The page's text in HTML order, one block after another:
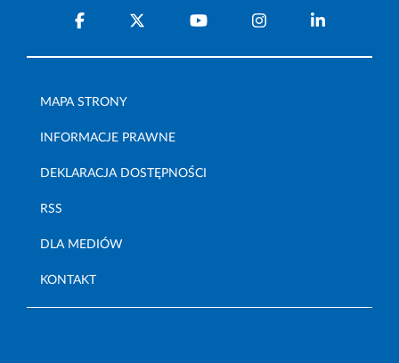
MAPA STRONY
INFORMACJE PRAWNE
DEKLARACJA DOSTĘPNOŚCI
RSS
DLA MEDIÓW
KONTAKT